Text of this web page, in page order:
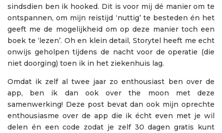
sindsdien ben ik hooked. Dit is voor mij dé manier om te
ontspannen, om mijn reistijd ‘nuttig’ te besteden én het
geeft me de mogelijkheid om op deze manier toch een
boek te ‘lezen’. Oh en klein detail, Storytel heeft me echt
onwijs geholpen tijdens de nacht voor de operatie (die
niet doorging) toen ik in het ziekenhuis lag.
Omdat ik zelf al twee jaar zo enthousiast ben over de
app, ben ik dan ook over the moon met deze
samenwerking! Deze post bevat dan ook mijn oprechte
enthousiasme over de app die ik écht even met je wil
delen én een code zodat je zelf 30 dagen gratis kunt